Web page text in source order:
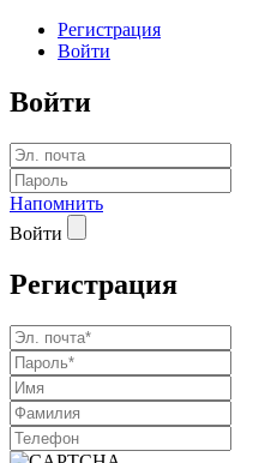
Регистрация
Войти
Войти
Напомнить
Войти
Регистрация